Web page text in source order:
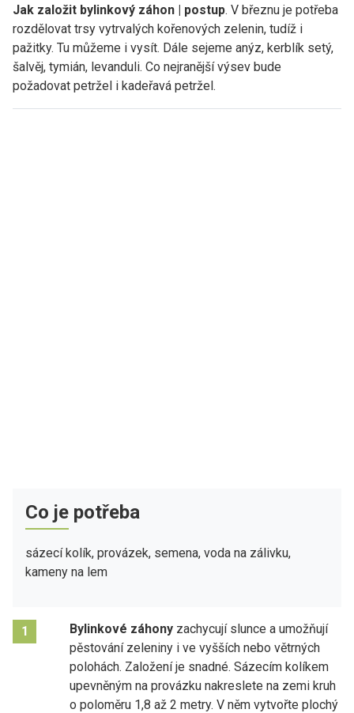
Jak založit bylinkový záhon | postup. V březnu je potřeba
rozdělovat trsy vytrvalých kořenových zelenin, tudíž i
pažitky. Tu můžeme i vysít. Dále sejeme anýz, kerblík setý,
šalvěj, tymián, levanduli. Co nejranější výsev bude
požadovat petržel i kadeřavá petržel.
Co je potřeba
sázecí kolík, provázek, semena, voda na zálivku,
kameny na lem
1 Bylinkové záhony zachycují slunce a umožňují
pěstování zeleniny i ve vyšších nebo větrných
polohách. Založení je snadné. Sázecím kolíkem
upevněným na provázku nakreslete na zemi kruh
o poloměru 1,8 až 2 metry. V něm vytvořte plochý